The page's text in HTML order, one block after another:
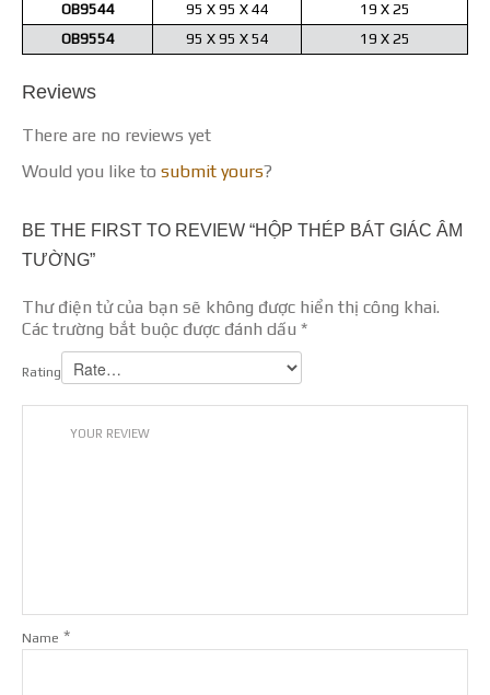
OB9544 95 X 95 X 44
19 X 25
OB9554
95 X 95 X 54 19 X 25
Reviews
There are no reviews yet
Would you like to submit yours?
BE THE FIRST TO REVIEW “HỘP THÉP BÁT GIÁC ÂM
TƯỜNG”
Thư điện tử của bạn sẽ không được hiển thị công khai.
Các trường bắt buộc được đánh dấu *
Rating
Name *